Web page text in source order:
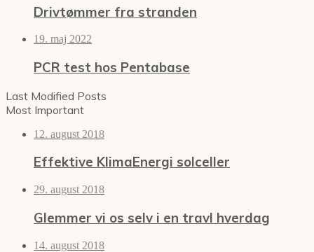
Drivtømmer fra stranden
19. maj 2022
PCR test hos Pentabase
Last Modified Posts
Most Important
12. august 2018
Effektive KlimaEnergi solceller
29. august 2018
Glemmer vi os selv i en travl hverdag
14. august 2018